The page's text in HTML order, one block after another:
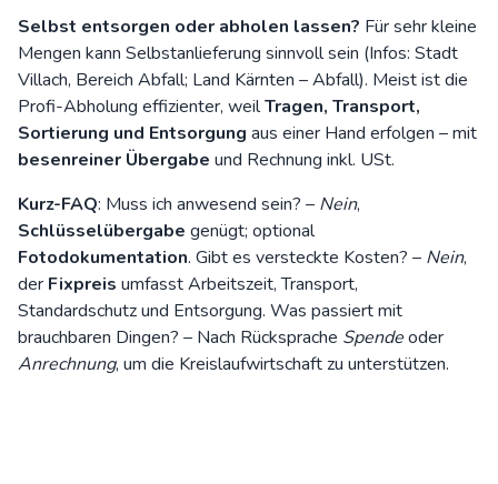
Selbst entsorgen oder abholen lassen? Für sehr kleine
Mengen kann Selbstanlieferung sinnvoll sein (Infos: Stadt
Villach, Bereich Abfall; Land Kärnten – Abfall). Meist ist die
Profi-Abholung effizienter, weilTragen, Transport,
Sortierung und Entsorgung aus einer Hand erfolgen – mit
besenreiner Übergabe und Rechnung inkl. USt.
Kurz-FAQ: Muss ich anwesend sein? – Nein,
Schlüsselübergabe genügt; optional
Fotodokumentation. Gibt es versteckte Kosten? – Nein,
der Fixpreis umfasst Arbeitszeit, Transport,
Standardschutz und Entsorgung. Was passiert mit
brauchbaren Dingen? – Nach Rücksprache Spendeoder
Anrechnung, um die Kreislaufwirtschaftzu unterstützen.